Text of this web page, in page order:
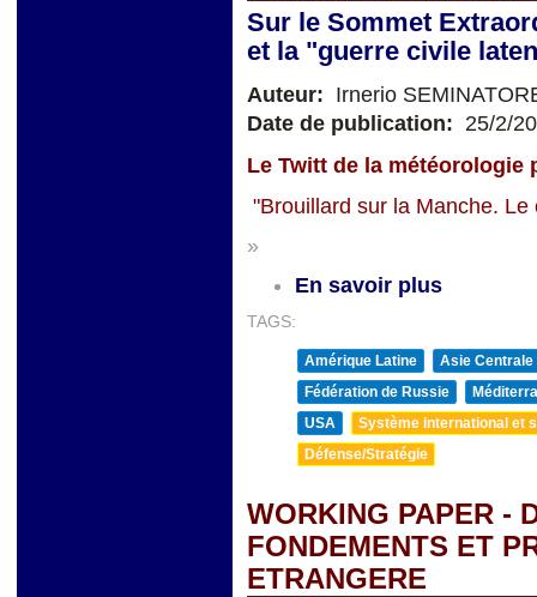
Sur le Sommet
et la "guerre civile
Auteur: Irnerio
Date de publication: 25/2/
Le Twitt de la
"Brouillard sur la Manche. Le
»
En savoir plus
TAGS:
Amérique Latine
Asie Centrale
Fédération de Russie
USA
Système international et
Défense/Stratégie
WORKING PAPER -
FONDEMENTS ET
ETRANGERE